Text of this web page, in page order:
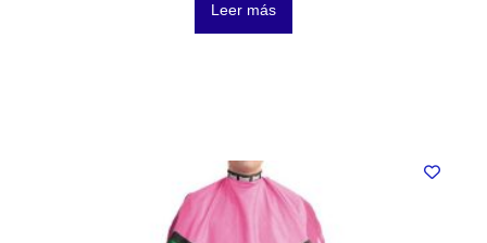
Leer más